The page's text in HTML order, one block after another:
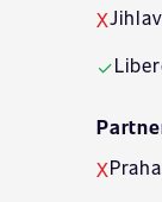
X
✓
X